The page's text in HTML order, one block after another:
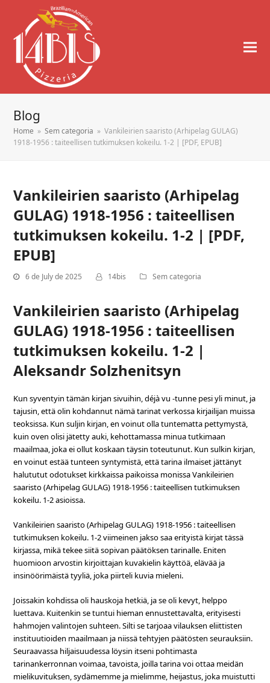
Blog
Home » Sem categoria » Vankileirien saaristo (Arhipelag GULAG)
1918-1956 : taiteellisen tutkimuksen kokeilu. 1-2 | [PDF, EPUB]
Vankileirien saaristo (Arhipelag
GULAG) 1918-1956 : taiteellisen
tutkimuksen kokeilu. 1-2 | [PDF,
EPUB]
6 de July de 2025 14bis Sem categoria
Vankileirien saaristo (Arhipelag
GULAG) 1918-1956 : taiteellisen
tutkimuksen kokeilu. 1-2 |
Aleksandr Solzhenitsyn
Kun syventyin tämän kirjan sivuihin, déjà vu -tunne pesi yli minut, ja
tajusin, että olin kohdannut nämä tarinat verkossa kirjailijan muissa
teoksissa. Kun suljin kirjan, en voinut olla tuntematta pettymystä,
kuin oven olisi jätetty auki, kehottamassa minua tutkimaan
maailmaa, joka ei ollut koskaan täysin toteutunut. Kun sulkin kirjan,
en voinut estää tunteen syntymistä, että tarina ilmaiset jättänyt
halututut odotukset kirkkaissa paikoissa monissa Vankileirien
saaristo (Arhipelag GULAG) 1918-1956 : taiteellisen tutkimuksen
kokeilu. 1-2 asioissa.
Vankileirien saaristo (Arhipelag GULAG) 1918-1956 : taiteellisen
tutkimuksen kokeilu. 1-2 viimeinen jakso saa erityistä kirjat tässä
kirjassa, mikä tekee siitä sopivan päätöksen tarinalle. Eniten
huomioon arvostin kirjoittajan kuvakielin käyttöä, elävää ja
insinöörimäistä tyyliä, joka piirteli kuvia mieleni.
Joissakin kohdissa oli hauskoja hetkiä, ja se oli kevyt, helppo
luettava. Kuitenkin se tuntui hieman ennustettavalta, erityisesti
hahmojen valintojen suhteen. Silti se tarjoaa vilauksen eliittisten
instituutioiden maailmaan ja niissä tehtyjen päätösten seurauksiin.
Seuraavassa hiljaisuudessa löysin itseni pohtimasta
tarinankerronnan voimaa, tavoista, joilla tarina voi ottaa meidän
mielikuvituksen, sydämemme ja mielimme, heijastus, joka muistutti